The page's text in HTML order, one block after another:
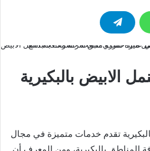
الابيض بالبكيرية
تقدم خدمات متميزة في مجال
المناطق بالبكيرية، ومن المعرف أن